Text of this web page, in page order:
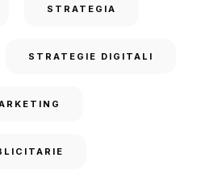
STRATEGIA
STRATEGIE DIGITALI